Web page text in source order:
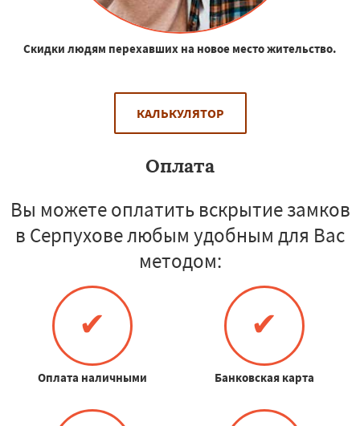
Скидки людям перехавших на новое место жительство.
КАЛЬКУЛЯТОР
Оплата
Вы можете оплатить вскрытие замков
в Серпухове любым удобным для Вас
методом:
✔
Оплата наличными
✔
Банковская карта